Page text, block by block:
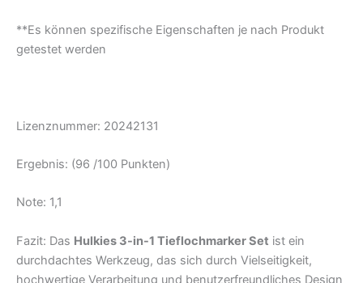
**Es können spezifische Eigenschaften je nach Produkt
getestet werden
Lizenznummer: 20242131
Ergebnis: (96 /100 Punkten)
Note: 1,1
Fazit: Das Hulkies 3-in-1 Tieflochmarker Set ist ein
durchdachtes Werkzeug, das sich durch Vielseitigkeit,
hochwertige Verarbeitung und benutzerfreundliches Design